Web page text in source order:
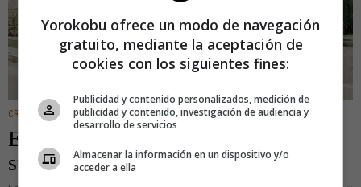
CREATIVIDAD · IDEAS
Ezequiel 36:36: Historia de un avión
superviviente
Yorokobu ofrece un modo de navegación
gratuito, mediante la aceptación de
cookies con los siguientes fines:
Publicidad y contenido personalizados, medición de
publicidad y contenido, investigación de audiencia y
desarrollo de servicios
Almacenar la información en un dispositivo y/o
acceder a ella